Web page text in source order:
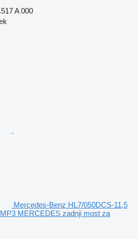
A 000
Mercedes-Benz HL7/050DCS-11,5
MERCEDES zadnji most za